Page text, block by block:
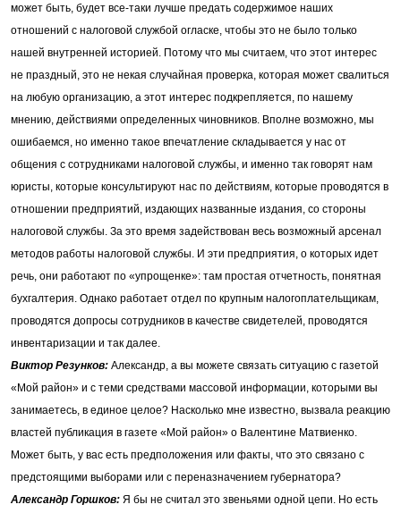
может быть, будет все-таки лучше предать содержимое наших
отношений с налоговой службой огласке, чтобы это не было только
нашей внутренней историей. Потому что мы считаем, что этот интерес
не праздный, это не некая случайная проверка, которая может свалиться
на любую организацию, а этот интерес подкрепляется, по нашему
мнению, действиями определенных чиновников. Вполне возможно, мы
ошибаемся, но именно такое впечатление складывается у нас от
общения с сотрудниками налоговой службы, и именно так говорят нам
юристы, которые консультируют нас по действиям, которые проводятся в
отношении предприятий, издающих названные издания, со стороны
налоговой службы. За это время задействован весь возможный арсенал
методов работы налоговой службы. И эти предприятия, о которых идет
речь, они работают по «упрощенке»: там простая отчетность, понятная
бухгалтерия. Однако работает отдел по крупным налогоплательщикам,
проводятся допросы сотрудников в качестве свидетелей, проводятся
инвентаризации и так далее.
Виктор Резунков: Александр, а вы можете связать ситуацию с газетой
«Мой район» и с теми средствами массовой информации, которыми вы
занимаетесь, в единое целое? Насколько мне известно, вызвала реакцию
властей публикация в газете «Мой район» о Валентине Матвиенко.
Может быть, у вас есть предположения или факты, что это связано с
предстоящими выборами или с переназначением губернатора?
Александр Горшков: Я бы не считал это звеньями одной цепи. Но есть